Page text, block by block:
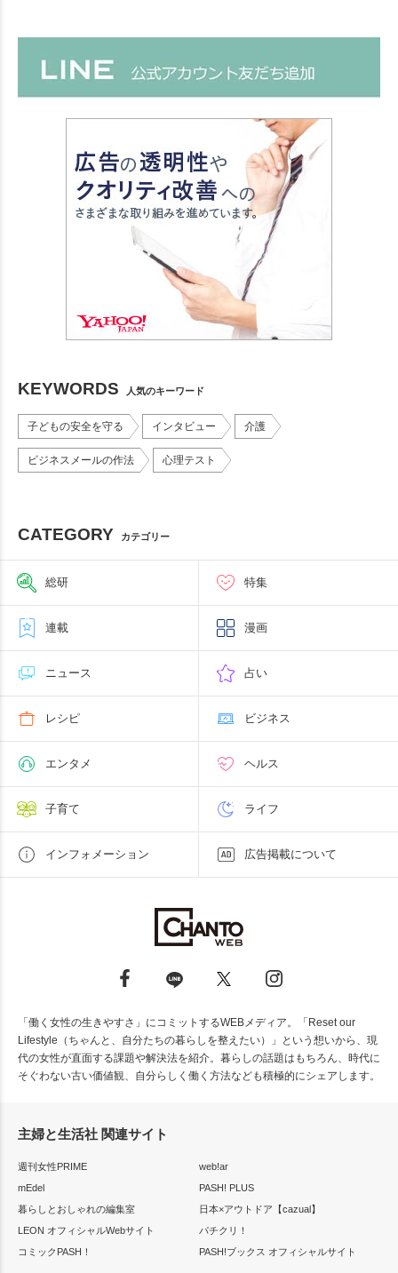
KEYWORDS 人気のキーワード
子どもの安全を守る インタビュー 介護
ビジネスメールの作法 心理テスト
CATEGORY カテゴリー
総研 特集
連載 漫画
ニュース 占い
レシピ ビジネス
エンタメ ヘルス
子育て ライフ
インフォメーション 広告掲載について
「働く女性の生きやすさ」にコミットするWEBメディア。「Reset our
Lifestyle（ちゃんと、自分たちの暮らしを整えたい）」という想いから、現
代の女性が直面する課題や解決法を紹介。暮らしの話題はもちろん、時代に
そぐわない古い価値観、自分らしく働く方法なども積極的にシェアします。
主婦と生活社 関連サイト
週刊女性PRIME
web!ar
mEdel
PASH! PLUS
暮らしとおしゃれの編集室
日本×アウトドア【cazual】
LEON オフィシャルWebサイト
パチクリ！
コミックPASH！
PASH!ブックス オフィシャルサイト